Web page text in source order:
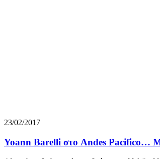
23/02/2017
Yoann Barelli στο Andes Pacifico…